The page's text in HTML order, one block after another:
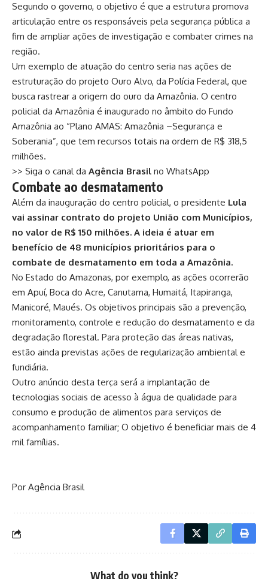
Segundo o governo, o objetivo é que a estrutura promova
articulação entre os responsáveis pela segurança pública a
fim de ampliar ações de investigação e combater crimes na
região.
Um exemplo de atuação do centro seria nas ações de
estruturação do projeto Ouro Alvo, da Polícia Federal, que
busca rastrear a origem do ouro da Amazônia. O centro
policial da Amazônia é inaugurado no âmbito do Fundo
Amazônia ao “Plano AMAS: Amazônia –Segurança e
Soberania”, que tem recursos totais na ordem de R$ 318,5
milhões.
>> Siga o canal da Agência Brasil no WhatsApp
Combate ao desmatamento
Além da inauguração do centro policial, o presidente Lula
vai assinar contrato do projeto União com Municípios,
no valor de R$ 150 milhões. A ideia é atuar em
benefício de 48 municípios prioritários para o
combate de desmatamento em toda a Amazônia.
No Estado do Amazonas, por exemplo, as ações ocorrerão
em Apuí, Boca do Acre, Canutama, Humaitá, Itapiranga,
Manicoré, Maués. Os objetivos principais são a prevenção,
monitoramento, controle e redução do desmatamento e da
degradação florestal. Para proteção das áreas nativas,
estão ainda previstas ações de regularização ambiental e
fundiária.
Outro anúncio desta terça será a implantação de
tecnologias sociais de acesso à água de qualidade para
consumo e produção de alimentos para serviços de
acompanhamento familiar; O objetivo é beneficiar mais de 4
mil famílias.
Por Agência Brasil
What do you think?